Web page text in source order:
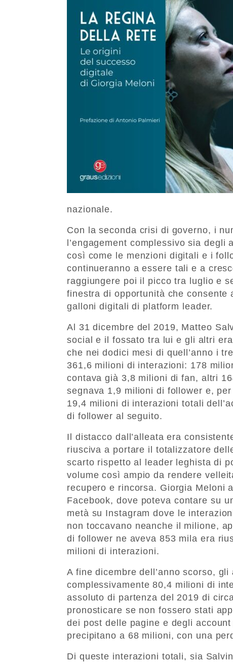
nazionale.
Con la seconda crisi di governo, i
l’engagement complessivo sia
così come le menzioni digitali e i
continueranno a essere tali e a
raggiungere poi il picco tra luglio e
finestra di opportunità che consente
galloni digitali di platform leader.
Al 31 dicembre del 2019, Matteo
social e il fossato tra lui e gli altri
che nei dodici mesi di quell’anno i
361,6 milioni di interazioni: 178
contava già 3,8 milioni di fan, altri
segnava 1,9 milioni di follower e,
19,4 milioni di interazioni totali
di follower al seguito.
Il distacco dall’alleata era
riusciva a portare il totalizzatore
scarto rispetto al leader leghista di
volume così ampio da rendere
recupero e rincorsa. Giorgia Meloni
Facebook, dove poteva contare su
metà su Instagram dove le
non toccavano neanche il milione,
di follower ne aveva 853 mila era
milioni di interazioni.
A fine dicembre dell’anno scorso,
complessivamente 80,4 milioni di
assoluto di partenza del 2019 di
pronosticare se non fossero stati
dei post delle pagine e degli
precipitano a 68 milioni, con una
Di queste interazioni totali, sia